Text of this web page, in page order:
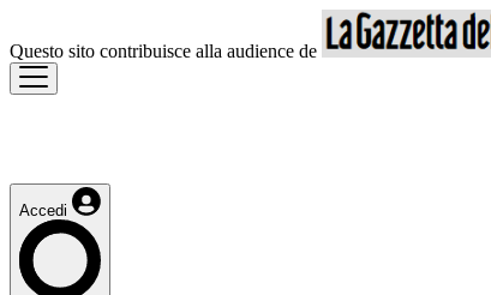
Questo sito contribuisce alla audience de
Accedi